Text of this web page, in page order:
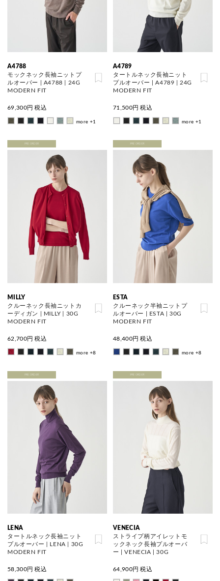
A4788
モックネック長袖ニットプ
ルオーバー | A4788 | 24G
MODERN FIT
69,300円 税込
more +1
A4789
タートルネック長袖ニット
プルオーバー | A4789 | 24G
MODERN FIT
71,500円 税込
more +1
PRE ORDER
MILLY
クルーネック長袖ニットカ
ーディガン | MILLY | 30G
MODERN FIT
62,700円 税込
more +8
PRE ORDER
ESTA
クルーネック半袖ニットプ
ルオーバー | ESTA | 30G
MODERN FIT
48,400円 税込
more +8
PRE ORDER
LENA
タートルネック長袖ニット
プルオーバー | LENA | 30G
MODERN FIT
58,300円 税込
PRE ORDER
VENECIA
ストライプ柄アイレットモ
ックネック長袖プルオーバ
ー | VENECIA | 30G
64,900円 税込